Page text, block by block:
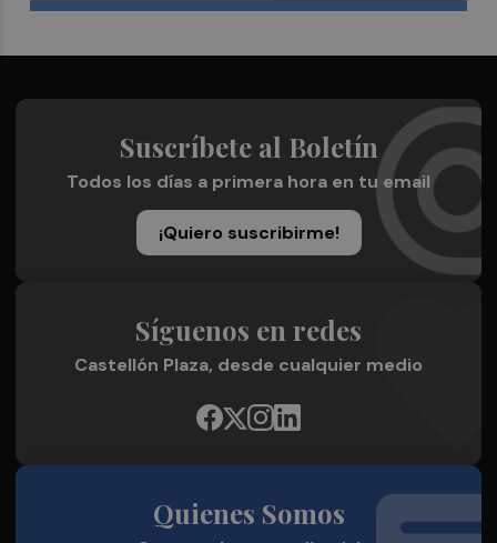
Suscríbete al Boletín
Todos los días a primera hora en tu email
¡Quiero suscribirme!
Síguenos en redes
Castellón Plaza, desde cualquier medio
Quienes Somos